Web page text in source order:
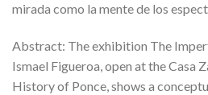
mirada como la mente de los
Abstract: The exhibition The
Ismael Figueroa, open at the Casa
History of Ponce, shows a